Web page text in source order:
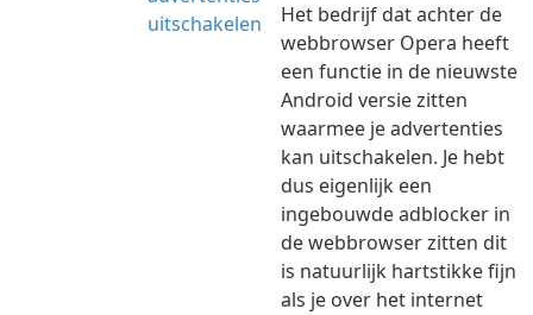
Het bedrijf dat achter de
webbrowser Opera heeft
een functie in de nieuwste
Android versie zitten
waarmee je advertenties
kan uitschakelen. Je hebt
dus eigenlijk een
ingebouwde adblocker in
de webbrowser zitten dit
is natuurlijk hartstikke fijn
als je over het internet